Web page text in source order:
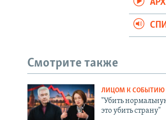
Смотрите также
ЛИЦОМ К СОБЫТИЮ
"Убить
это убить страну"